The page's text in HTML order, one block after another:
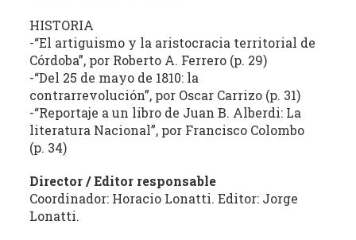
distintas
manifestaciones.
HISTORIA
-“El artiguismo y la aristocracia territorial de
Córdoba”, por Roberto A. Ferrero (p. 29)
-“Del 25 de mayo de 1810: la
contrarrevolución”, por Oscar Carrizo (p. 31)
-“Reportaje a un libro de Juan B. Alberdi: La
literatura Nacional”, por Francisco Colombo
(p. 34)
Director / Editor responsable
Coordinador: Horacio Lonatti. Editor: Jorge
Lonatti.